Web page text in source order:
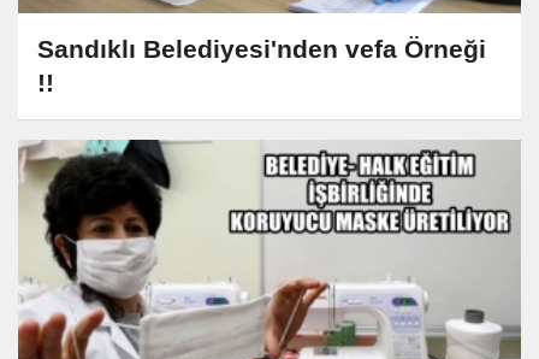
Sandıklı Belediyesi'nden vefa Örneği
!!